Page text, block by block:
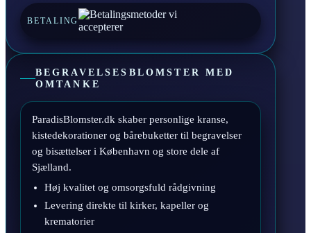
BETALING
BEGRAVELSESBLOMSTER MED
OMTANKE
ParadisBlomster.dk skaber personlige kranse,
kistedekorationer og bårebuketter til begravelser
og bisættelser i København og store dele af
Sjælland.
Høj kvalitet og omsorgsfuld rådgivning
Levering direkte til kirker, kapeller og
krematorier